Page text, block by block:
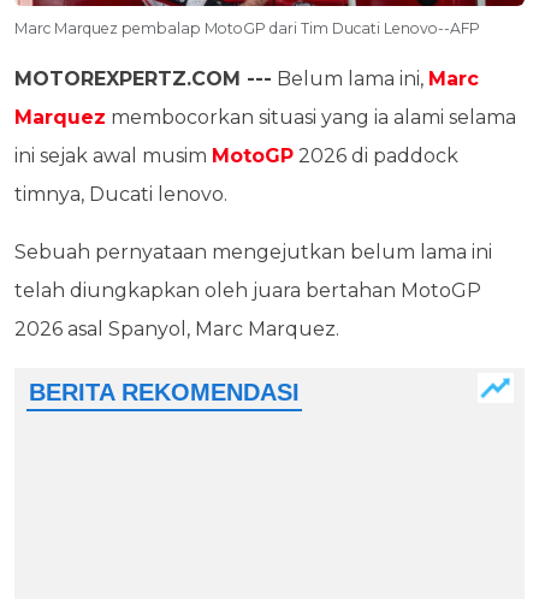
Marc Marquez pembalap MotoGP dari Tim Ducati Lenovo--AFP
MOTOREXPERTZ.COM --- Belum lama ini, Marc
Marquez membocorkan situasi yang ia alami selama
ini sejak awal musim MotoGP 2026 di paddock
timnya, Ducati lenovo.
Sebuah pernyataan mengejutkan belum lama ini
telah diungkapkan oleh juara bertahan MotoGP
2026 asal Spanyol, Marc Marquez.